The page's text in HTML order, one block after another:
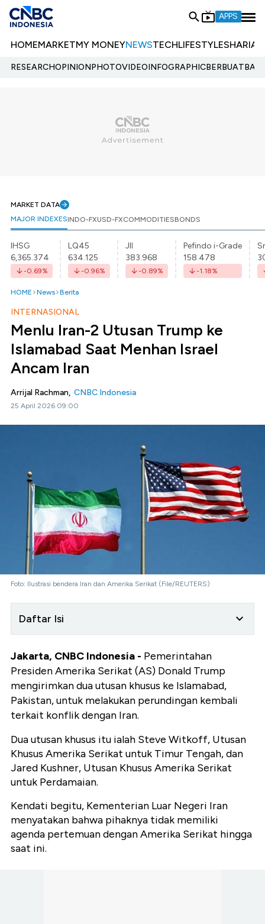
APPS
HOMEMARKETMY MONEYNEWSTECHLIFESTYLESHARIA
RESEARCHOPINIONPHOTOVIDEOINFOGRAPHIC
MARKET DATA
MAJOR INDEXESINDO-FXUSD-FXCOMMODITIESBONDS
IHSG
6,365.374
-0.69%
LQ45
634.125
-0.96%
JII
383.968
-0.89%
Pefindo i-Grade
158.478
-1.18%
HOME News Berita
INTERNASIONAL
Menlu Iran-2 Utusan Trump ke
Islamabad Saat Menhan Israel
Ancam Iran
Arrijal Rachman, CNBC Indonesia
25 April 2026 09:00
Foto: Ilustrasi bendera Iran dan Amerika Serikat (File/REUTERS)
Daftar Isi
Jakarta, CNBC Indonesia - Pemerintahan
Presiden Amerika Serikat (AS) Donald Trump
mengirimkan dua utusan khusus ke Islamabad,
Pakistan, untuk melakukan perundingan kembali
terkait konflik dengan Iran.
Dua utusan khusus itu ialah Steve Witkoff, Utusan
Khusus Amerika Serikat untuk Timur Tengah, dan
Jared Kushner, Utusan Khusus Amerika Serikat
untuk Perdamaian.
Kendati begitu, Kementerian Luar Negeri Iran
menyatakan bahwa pihaknya tidak memiliki
agenda pertemuan dengan Amerika Serikat hingga
saat ini.